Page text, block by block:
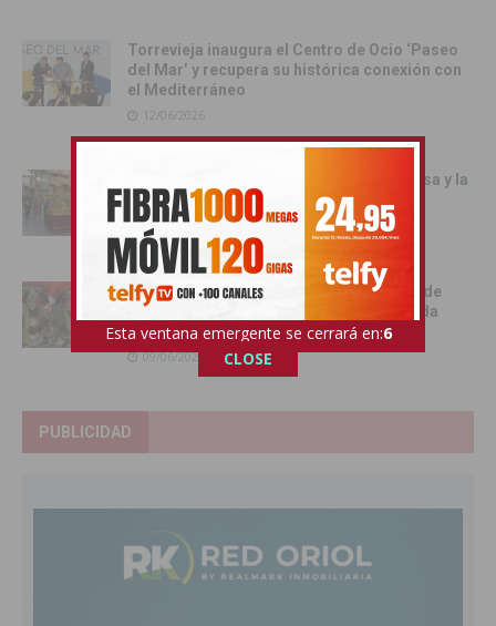
Torrevieja inaugura el Centro de Ocio ‘Paseo
del Mar’ y recupera su histórica conexión con
el Mediterráneo
12/06/2026
Pilar de la Horadada celebró la Santa Misa y la
Procesión del Corpus Christi 2026
11/06/2026
Benejúzar se vuelca con la gran Entrada de
Moros y Cristianos en una intensa jornada
festiva
09/06/2026
PUBLICIDAD
Esta ventana emergente se cerrará en:4
CLOSE